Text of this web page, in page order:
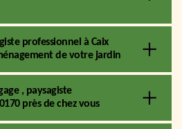
professionnel à Caix
de votre jardin
, paysagiste
près de chez vous